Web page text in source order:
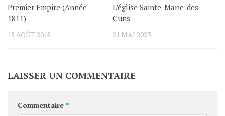
Premier Empire (Année
1811)
15 AOÛT 2015
L’église Sainte-Marie-des-
Cuns
21 MAI 2023
LAISSER UN COMMENTAIRE
Commentaire *